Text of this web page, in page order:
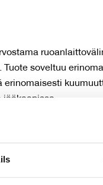
soveltuu
erinomaisesti